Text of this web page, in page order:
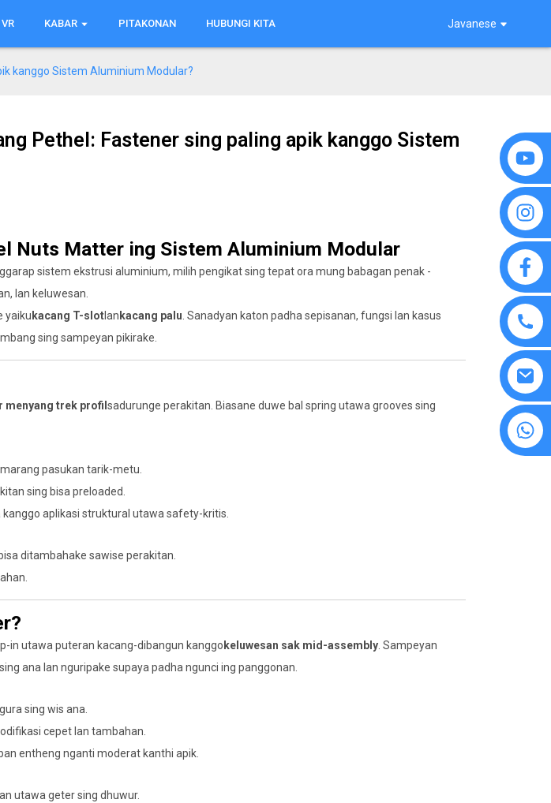
VR KABAR PITAKONAN HUBUNGI KITA Javanese
kanggo Sistem Aluminium Modular?
Pethel: Fastener sing paling apik kanggo Sistem
Nuts Matter ing Sistem Aluminium Modular
sistem ekstrusi aluminium, milih pengikat sing tepat ora mung babagan penak -
lan keluwesan.
yaiku kacang T-slotlan kacang palu. Sanadyan katon padha sepisanan, fungsi lan kasus
sing sampeyan pikirake.
menyang trek profilsadurunge perakitan. Biasane duwe bal spring utawa grooves sing
pasukan tarik-metu.
sing bisa preloaded.
kanggo aplikasi struktural utawa safety-kritis.
ditambahake sawise perakitan.
in utawa puteran kacang-dibangun kanggo keluwesan sak mid-assembly. Sampeyan
ana lan nguripake supaya padha ngunci ing panggonan.
sing wis ana.
cepet lan tambahan.
entheng nganti moderat kanthi apik.
utawa geter sing dhuwur.